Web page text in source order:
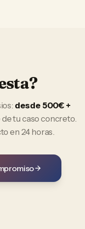
: desde 500€ +
tu caso concreto.
en 24 horas.